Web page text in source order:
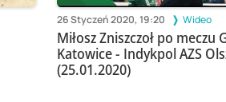
26 Styczeń 2020, 19:20 Wideo
Miłosz Zniszczoł po meczu
Katowice - Indykpol AZS
(25.01.2020)